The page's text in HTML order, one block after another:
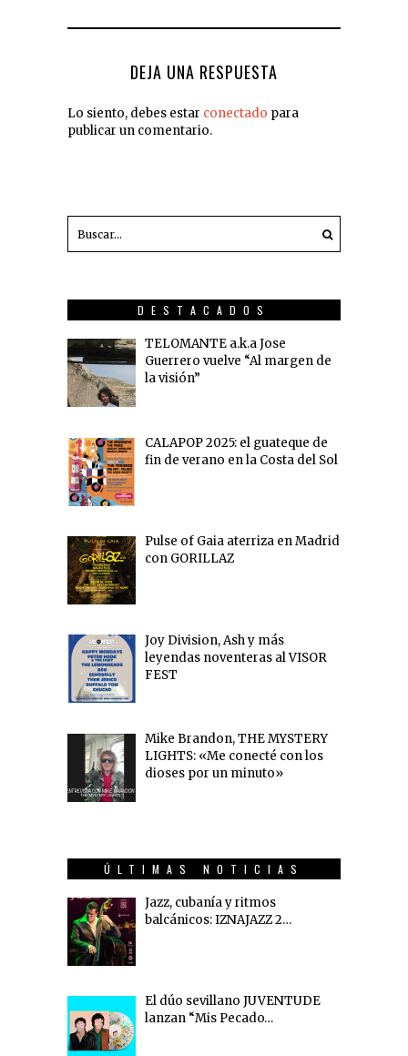
DEJA UNA RESPUESTA
Lo siento, debes estar conectado para
publicar un comentario.
DESTACADOS
TELOMANTE a.k.a Jose
Guerrero vuelve “Al margen de
la visión”
CALAPOP 2025: el guateque de
fin de verano en la Costa del Sol
Pulse of Gaia aterriza en Madrid
con GORILLAZ
Joy Division, Ash y más
leyendas noventeras al VISOR
FEST
Mike Brandon, THE MYSTERY
LIGHTS: «Me conecté con los
dioses por un minuto»
ÚLTIMAS NOTICIAS
Jazz, cubanía y ritmos
balcánicos: IZNAJAZZ 2…
El dúo sevillano JUVENTUDE
lanzan “Mis Pecado…